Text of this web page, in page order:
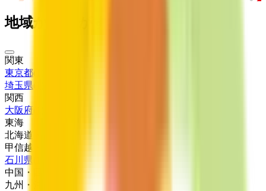
地域からさがす
関東
東京都
埼玉県
関西
大阪府
東海
北海道・東北
甲信越・北陸
石川県
中国・四国
九州・沖縄